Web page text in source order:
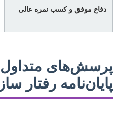
دفاع موفق و کسب نمره عالی
پرسش‌های
پایان‌نامه رفتار